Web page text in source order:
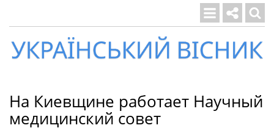
Український
вісник
На Киевщине работает Научный
медицинский совет